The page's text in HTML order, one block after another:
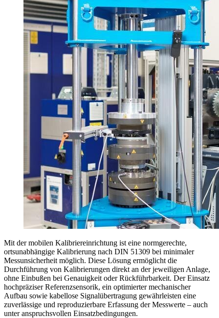
Mit der mobilen Kalibriereinrichtung ist eine normgerechte,
ortsunabhängige Kalibrierung nach DIN 51309 bei minimaler
Messunsicherheit möglich. Diese Lösung ermöglicht die
Durchführung von Kalibrierungen direkt an der jeweiligen Anlage,
ohne Einbußen bei Genauigkeit oder Rückführbarkeit. Der Einsatz
hochpräziser Referenzsensorik, ein optimierter mechanischer
Aufbau sowie kabellose Signalübertragung gewährleisten eine
zuverlässige und reproduzierbare Erfassung der Messwerte – auch
unter anspruchsvollen Einsatzbedingungen.